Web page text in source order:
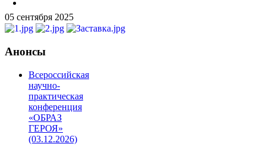
05 сентября 2025
Анонсы
Всероссийская
научно-
практическая
конференция
«ОБРАЗ
ГЕРОЯ»
(03.12.2026)